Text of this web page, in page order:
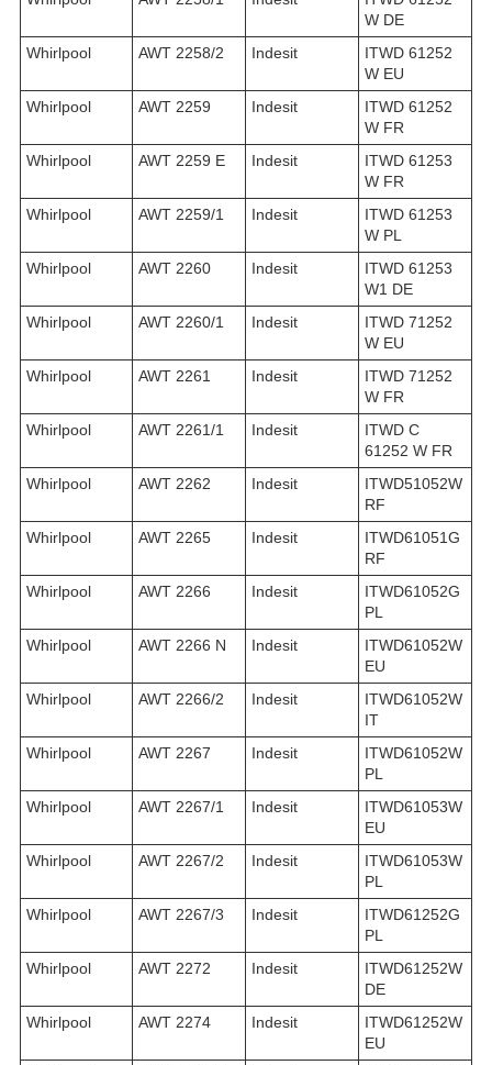
W DE
Whirlpool
AWT 2258/2 Indesit
ITWD 61252
W EU
Whirlpool
AWT 2259 Indesit
ITWD 61252
W FR
Whirlpool
AWT 2259 E Indesit
ITWD 61253
W FR
Whirlpool
AWT 2259/1 Indesit
ITWD 61253
W PL
Whirlpool
AWT 2260 Indesit
ITWD 61253
W1 DE
Whirlpool
AWT 2260/1 Indesit
ITWD 71252
W EU
Whirlpool
AWT 2261 Indesit
ITWD 71252
W FR
Whirlpool
AWT 2261/1 Indesit
ITWD C
61252 W FR
Whirlpool
AWT 2262 Indesit
ITWD51052W
RF
Whirlpool
AWT 2265 Indesit
ITWD61051G
RF
Whirlpool
AWT 2266 Indesit
ITWD61052G
PL
Whirlpool
AWT 2266 N Indesit
ITWD61052W
EU
Whirlpool
AWT 2266/2 Indesit
ITWD61052W
IT
Whirlpool
AWT 2267 Indesit
ITWD61052W
PL
Whirlpool
AWT 2267/1 Indesit
ITWD61053W
EU
Whirlpool
AWT 2267/2 Indesit
ITWD61053W
PL
Whirlpool
AWT 2267/3 Indesit
ITWD61252G
PL
Whirlpool
AWT 2272 Indesit
ITWD61252W
DE
Whirlpool
AWT 2274 Indesit
ITWD61252W
EU